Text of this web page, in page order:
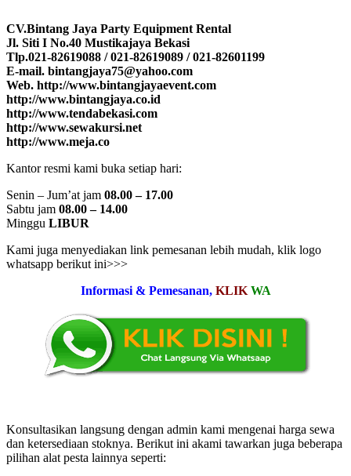
CV.Bintang Jaya Party Equipment Rental
Jl. Siti I No.40 Mustikajaya Bekasi
Tlp.021-82619088 / 021-82619089 / 021-82601199
E-mail. bintangjaya75@yahoo.com
Web. http://www.bintangjayaevent.com
http://www.bintangjaya.co.id
http://www.tendabekasi.com
http://www.sewakursi.net
http://www.meja.co
Kantor resmi kami buka setiap hari:
Senin – Jum’at jam 08.00 – 17.00
Sabtu jam 08.00 – 14.00
Minggu LIBUR
Kami juga menyediakan link pemesanan lebih mudah, klik logo
whatsapp berikut ini>>>
Informasi & Pemesanan, KLIK WA
Konsultasikan langsung dengan admin kami mengenai harga sewa
dan ketersediaan stoknya. Berikut ini akami tawarkan juga beberapa
pilihan alat pesta lainnya seperti: